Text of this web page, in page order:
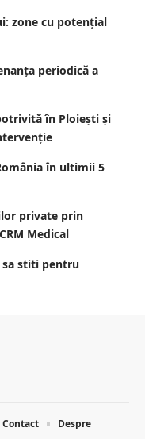
zone cu potențial
periodică a
în Ploiești și
în ultimii 5
private prin
Medical
sa stiti pentru
Contact Despre